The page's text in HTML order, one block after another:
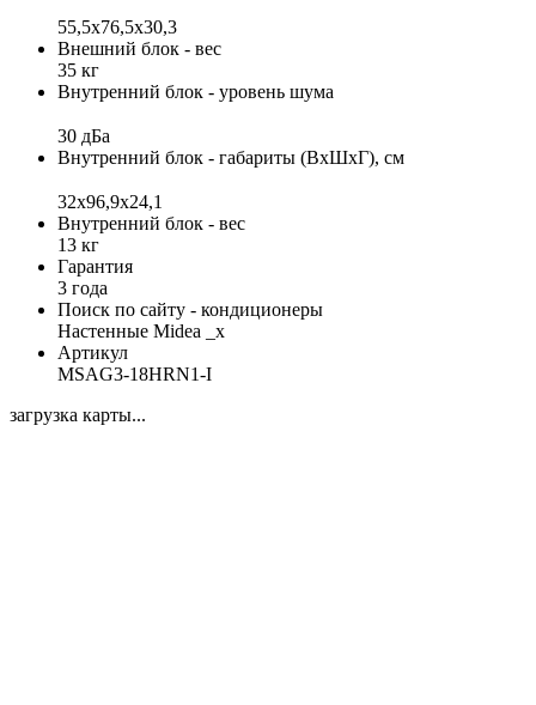
55,5х76,5х30,3
Внешний блок - вес
35 кг
Внутренний блок - уровень шума
30 дБа
Внутренний блок - габариты (ВхШхГ), см
32x96,9x24,1
Внутренний блок - вес
13 кг
Гарантия
3 года
Поиск по сайту - кондиционеры
Настенные Midea _x
Артикул
MSAG3-18HRN1-I
загрузка карты...